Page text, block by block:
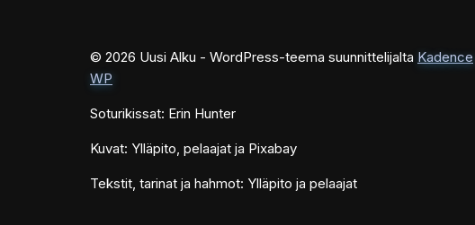
© 2026 Uusi Alku - WordPress-teema suunnittelijalta Kadence
WP
Soturikissat: Erin Hunter
Kuvat: Ylläpito, pelaajat ja Pixabay
Tekstit, tarinat ja hahmot: Ylläpito ja pelaajat